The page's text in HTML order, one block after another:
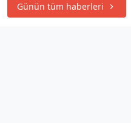
Günün tüm haberleri